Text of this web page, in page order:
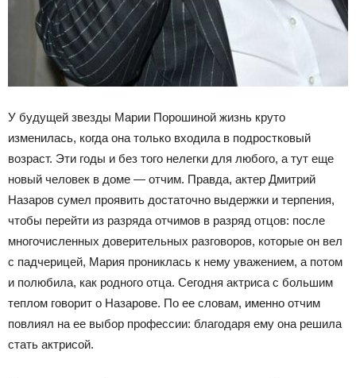
У будущей звезды Марии Порошиной жизнь круто
изменилась, когда она только входила в подростковый
возраст. Эти годы и без того нелегки для любого, а тут еще
новый человек в доме — отчим. Правда, актер Дмитрий
Назаров сумел проявить достаточно выдержки и терпения,
чтобы перейти из разряда отчимов в разряд отцов: после
многочисленных доверительных разговоров, которые он вел
с падчерицей, Мария прониклась к нему уважением, а потом
и полюбила, как родного отца. Сегодня актриса с большим
теплом говорит о Назарове. По ее словам, именно отчим
повлиял на ее выбор профессии: благодаря ему она решила
стать актрисой.